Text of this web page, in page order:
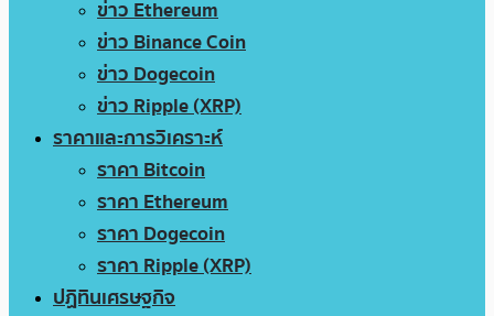
ข่าว Ethereum
ข่าว Binance Coin
ข่าว Dogecoin
ข่าว Ripple (XRP)
ราคาและการวิเคราะห์
ราคา Bitcoin
ราคา Ethereum
ราคา Dogecoin
ราคา Ripple (XRP)
ปฏิทินเศรษฐกิจ